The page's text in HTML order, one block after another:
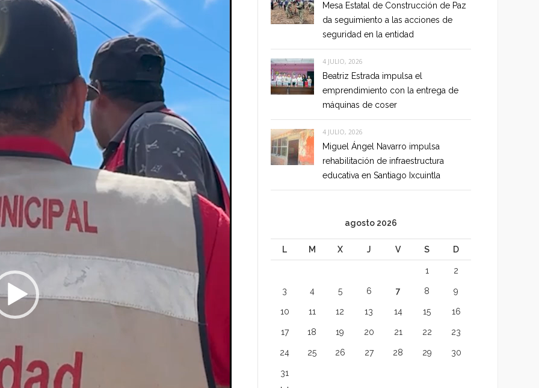
Mesa Estatal de Construcción de Paz
da seguimiento a las acciones de
seguridad en la entidad
4 JULIO, 2026
Beatriz Estrada impulsa el
emprendimiento con la entrega de
máquinas de coser
4 JULIO, 2026
Miguel Ángel Navarro impulsa
rehabilitación de infraestructura
educativa en Santiago Ixcuintla
agosto 2026
L M X J V S D
1 2
3 4 5 6 7 8 9
10 11 12 13 14 15 16
17 18 19 20 21 22 23
24 25 26 27 28 29 30
31